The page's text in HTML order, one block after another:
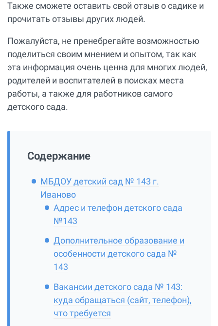
Также сможете оставить свой отзыв о садике и
прочитать отзывы других людей.
Пожалуйста, не пренебрегайте возможностью
поделиться своим мнением и опытом, так как
эта информация очень ценна для многих людей,
родителей и воспитателей в поисках места
работы, а также для работников самого
детского сада.
Содержание
МБДОУ детский сад № 143 г.
Иваново
Адрес и телефон детского сада
№143
Дополнительное образование и
особенности детского сада №
143
Вакансии детского сада № 143:
куда обращаться (сайт, телефон),
что требуется